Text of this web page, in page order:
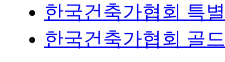
한국건축가협회 특
한국건축가협회 골